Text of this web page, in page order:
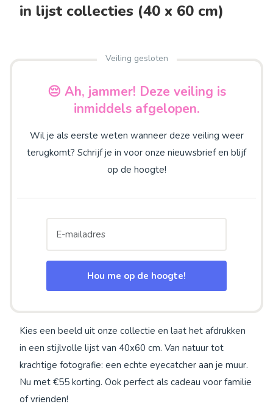
in lijst collecties (40 x 60 cm)
Veiling gesloten
😔 Ah, jammer! Deze veiling is
inmiddels afgelopen.
Wil je als eerste weten wanneer deze veiling weer
terugkomt? Schrijf je in voor onze nieuwsbrief en blijf
op de hoogte!
Hou me op de hoogte!
Kies een beeld uit onze collectie en laat het afdrukken
in een stijlvolle lijst van 40x60 cm. Van natuur tot
krachtige fotografie: een echte eyecatcher aan je muur.
Nu met €55 korting. Ook perfect als cadeau voor familie
of vrienden!